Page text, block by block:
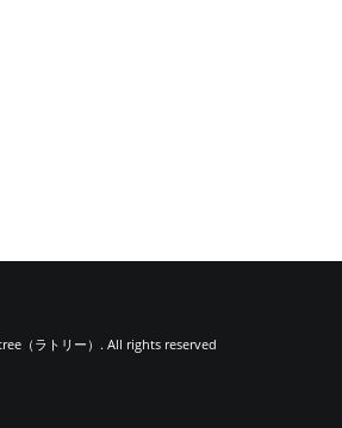
（ラトリー）. All rights reserved